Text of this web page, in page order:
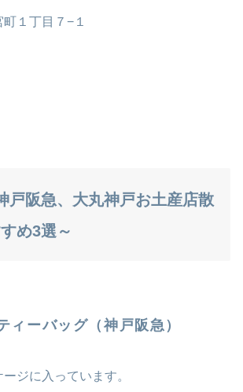
１丁目７−１
戸阪急、大丸神戸お土産店散
め3選～
ーバッグ（神戸阪急）
ジに入っています。